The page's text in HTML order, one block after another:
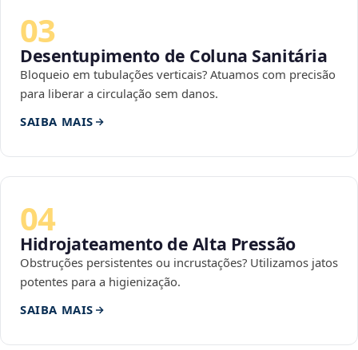
03
Desentupimento de Coluna Sanitária
Bloqueio em tubulações verticais? Atuamos com precisão
para liberar a circulação sem danos.
SAIBA MAIS
04
Hidrojateamento de Alta Pressão
Obstruções persistentes ou incrustações? Utilizamos jatos
potentes para a higienização.
SAIBA MAIS